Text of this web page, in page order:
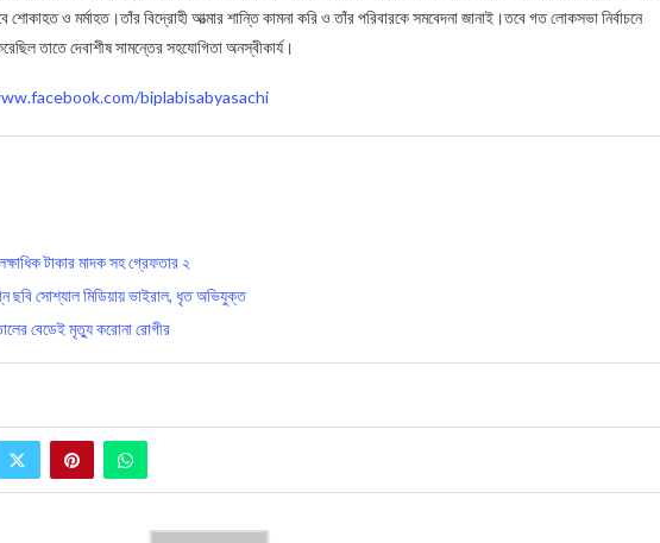
ও মর্মাহত।তাঁর বিদ্রোহী আত্মার শান্তি কামনা করি ও তাঁর পরিবারকে সমবেদনা জানাই।তবে গত লোকসভা নির্বাচনে
তাতে দেবাশীষ সামন্তের সহযোগিতা অনস্বীকার্য।
biplabisabyasachi
টাকার মাদক সহ গ্রেফতার ২
ছবি সোশ্যাল মিডিয়ায় ভাইরাল, ধৃত অভিযুক্ত
বেডেই মৃত্যু করোনা রোগীর